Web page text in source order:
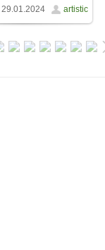
29.01.2024 artistic